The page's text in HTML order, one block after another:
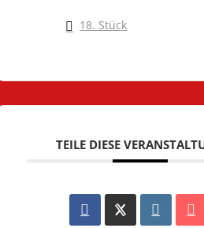
18. Stück
TEILE DIESE